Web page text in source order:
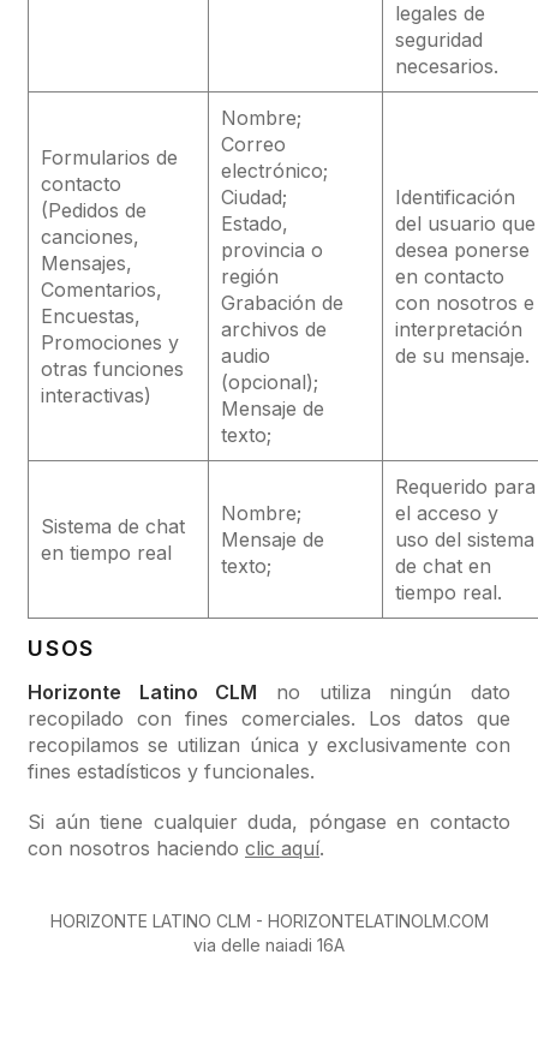
legales de
seguridad
necesarios.
Formularios de
contacto
(Pedidos de
canciones,
Mensajes,
Comentarios,
Encuestas,
Promociones y
otras funciones
interactivas)
Nombre;
Correo
electrónico;
Ciudad;
Estado,
provincia o
región
Grabación de
archivos de
audio
(opcional);
Mensaje de
texto;
Identificación
del usuario que
desea ponerse
en contacto
con nosotros e
interpretación
de su mensaje.
Sistema de chat
en tiempo real
Nombre;
Mensaje de
texto;
Requerido para
el acceso y
uso del sistema
de chat en
tiempo real.
USOS
Horizonte Latino CLM no utiliza ningún dato
recopilado con fines comerciales. Los datos que
recopilamos se utilizan única y exclusivamente con
fines estadísticos y funcionales.
Si aún tiene cualquier duda, póngase en contacto
con nosotros haciendo clic aquí.
HORIZONTE LATINO CLM - HORIZONTELATINOLM.COM
via delle naiadi 16A